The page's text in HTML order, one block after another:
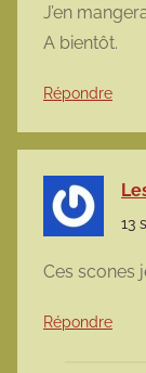
J’en
A bientôt.
Répondre
13
Ces scones
Répondre